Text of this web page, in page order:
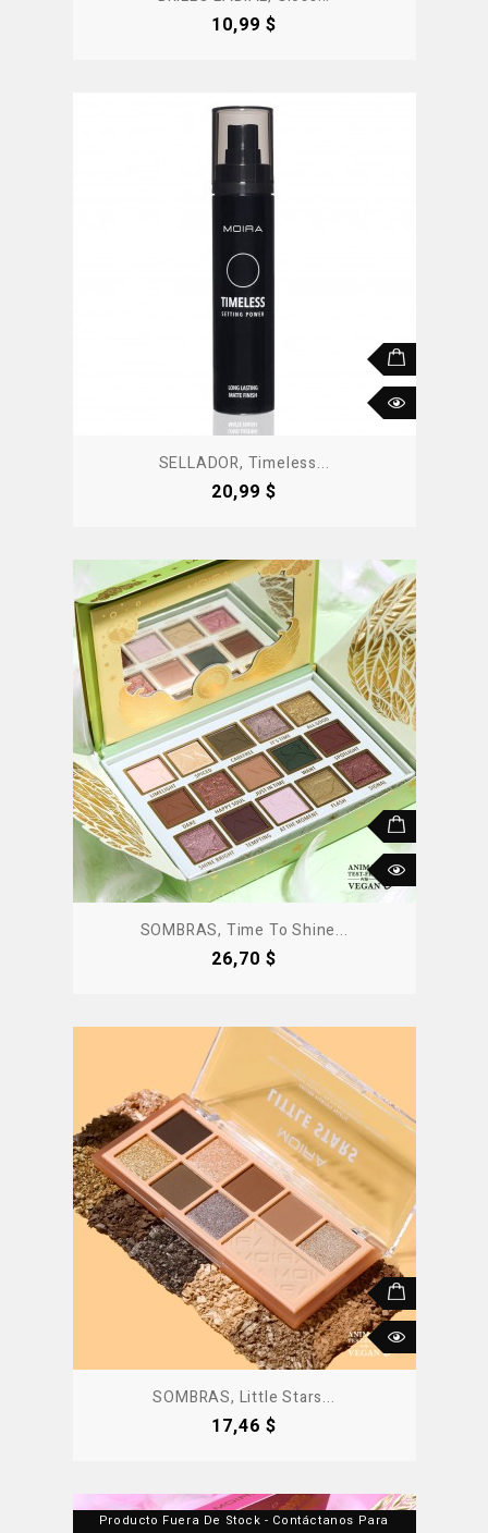
Precio
10,99 $
SELLADOR, Timeless...
Precio
20,99 $
SOMBRAS, Time To Shine...
Precio
26,70 $
SOMBRAS, Little Stars...
Precio
17,46 $
Producto Fuera De Stock - Contáctanos Para